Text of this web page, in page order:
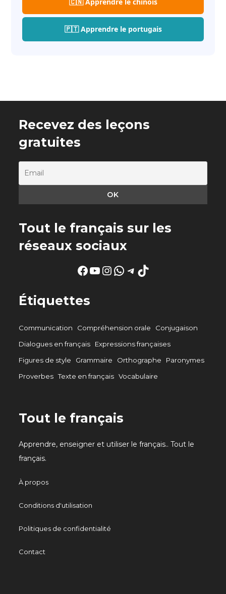
🇵🇹 Apprendre le portugais
Recevez des leçons
gratuites
Tout le français sur les
réseaux sociaux
Facebook
YouTube
Instagram
WhatsApp
Telegram
TikTok
Étiquettes
Communication Compréhension orale
Conjugaison
Dialogues en français
Expressions françaises
Figures de style
Grammaire Orthographe
Paronymes
Proverbes Texte en français Vocabulaire
Tout le français
Apprendre, enseigner et utiliser le français.. Tout le
français.
À propos
Conditions d'utilisation
Politiques de confidentialité
Contact